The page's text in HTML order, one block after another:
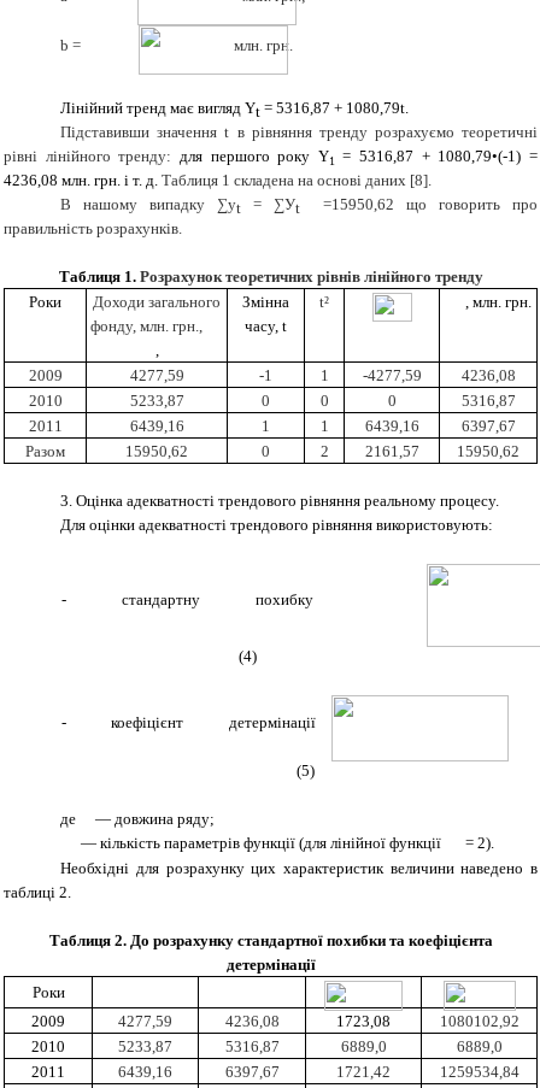
b = млн. грн.
Лінійний тренд має вигляд Yt = 5316,87 + 1080,79t.
Підставивши значенняt в рівняння тренду розрахуємо теоретичні
рівні лінійного тренду: для першого року Y1
= 5316,87 + 1080,79•(-1) =
4236,08 млн. грн. і т. д. Таблиця 1 складена на основі даних [8].
В нашому випадку ∑уt = ∑Уt=15950,62
що говорить про
правильність розрахунків.
Таблиця 1. Розрахунок теоретичних рівнів лінійного тренду
Роки
Доходи загального
фонду, млн. грн.,
,
Змінна
часу, t
t² , млн. грн.
2009 4277,59 -1 1 -4277,59
4236,08
2010
5233,87 0 0 0
5316,87
2011
6439,16 1 1 6439,16
6397,67
Разом
15950,62 0 2 2161,57 15950,62
3. Оцінка адекватності трендового рівняння реальному процесу.
Для оцінки адекватності трендового рівняння використовують:
- стандартну похибку
(4)
-коефіцієнт детермінації
(5)
де
— довжина ряду;
— кількість параметрів функції (для лінійної функції
= 2).
Необхідні для розрахунку цих характеристик величини наведено в
таблиці 2.
Таблиця 2. До розрахунку стандартної похибки та коефіцієнта
детермінації
Роки
2009
4277,59 4236,08 1723,08
1080102,92
2010
5233,87 5316,87 6889,0
6889,0
2011
6439,16 6397,67 1721,42
1259534,84